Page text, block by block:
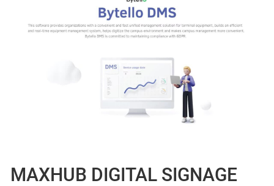
MAXHUB DIGITAL SIGNAGE